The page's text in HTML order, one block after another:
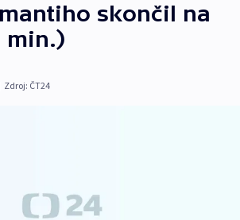
skončil na
min.)
Zdroj: ČT24